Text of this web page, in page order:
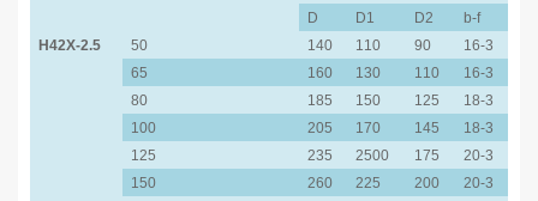
D
D1 D2 b-f
H42X-2.5
50 140 110 90 16-3
65
160 130 110 16-3
80
185 150 125 18-3
100
205 170 145 18-3
125
235 2500 175 20-3
150
260 225 200 20-3